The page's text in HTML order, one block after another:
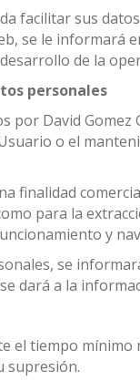
facilitar sus
se le informará
de la
personales
por David
o el
finalidad
para la
y
se
dará a la
el tiempo
supresión.